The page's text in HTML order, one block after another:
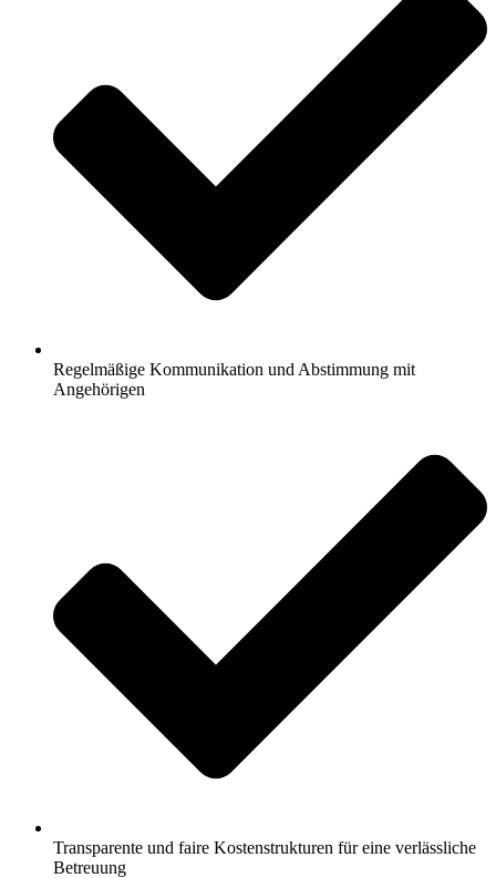
Regelmäßige Kommunikation und Abstimmung mit
Angehörigen
Transparente und faire Kostenstrukturen für eine verlässliche
Betreuung